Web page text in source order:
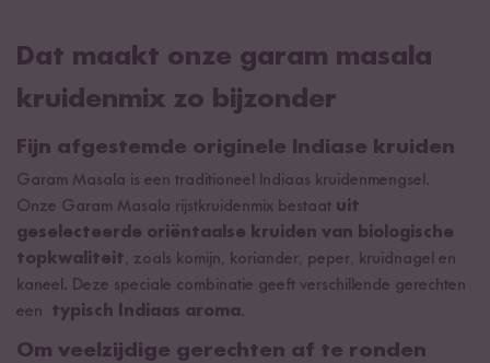
Dat maakt onze garam masala
kruidenmix zo bijzonder
Fijn afgestemde originele Indiase kruiden
Garam Masala is een traditioneel Indiaas kruidenmengsel.
Onze Garam Masala rijstkruidenmix bestaat uit
geselecteerde oriëntaalse kruiden van biologische
topkwaliteit, zoals komijn, koriander, peper, kruidnagel en
kaneel. Deze speciale combinatie geeft verschillende gerechten
een
typisch Indiaas aroma.
Om veelzijdige gerechten af te ronden